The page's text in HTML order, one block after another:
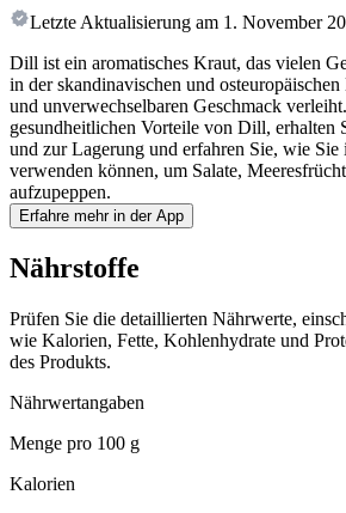
Letzte Aktualisierung am 1. November
Dill ist ein aromatisches Kraut, das vielen
in der skandinavischen und
und unverwechselbaren Geschmack
gesundheitlichen Vorteile von Dill, erhalten
und zur Lagerung und erfahren Sie, wie
verwenden können, um Salate,
aufzupeppen.
Erfahre mehr in der App
Nährstoffe
Prüfen Sie die detaillierten Nährwerte,
wie Kalorien, Fette, Kohlenhydrate und
des Produkts.
Nährwertangaben
Menge pro 100 g
Kalorien